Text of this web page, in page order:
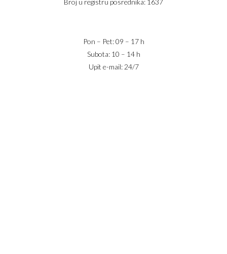
Broj u registru posrednika: 1637
Pon – Pet: 09 – 17 h
Subota: 10 – 14 h
Upit e-mail: 24/7